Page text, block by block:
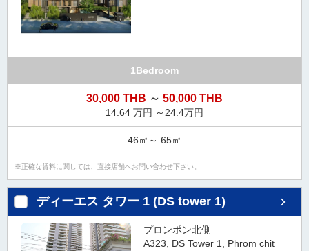
1Bedroom
30,000 THB ～ 50,000 THB
14.64 万円 ～24.4万円
46㎡～ 65㎡
正確な賃料に関しては、直接店舗へお問い合わせ下さい。
ディーエス タワー 1 (DS tower 1)
プロンポン北側
A323, DS Tower 1, Phrom chit